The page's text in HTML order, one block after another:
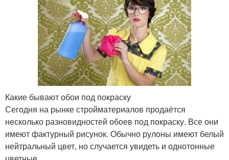
Какие бывают обои под покраску
Сегодня на рынке стройматериалов продаётся
несколько разновидностей обоев под покраску. Все они
имеют фактурный рисунок. Обычно рулоны имеют белый
нейтральный цвет, но случается увидеть и однотонные